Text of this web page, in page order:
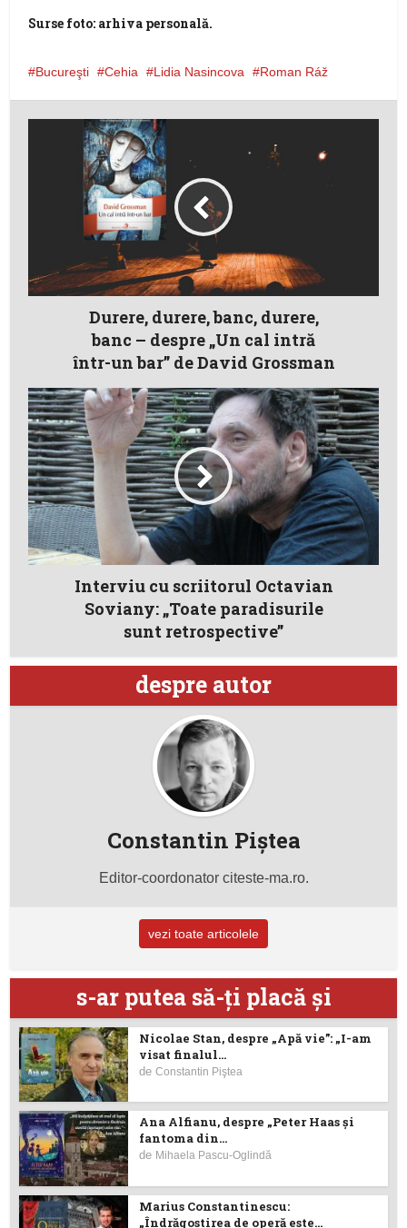
Surse foto: arhiva personală.
Bucureşti Cehia Lidia Nasincova Roman Ráž
Durere, durere, banc, durere,
banc – despre „Un cal intră
într-un bar” de David Grossman
Interviu cu scriitorul Octavian
Soviany: „Toate paradisurile
sunt retrospective”
despre autor
Constantin Piştea
Editor-coordonator citeste-ma.ro.
vezi toate articolele
s-ar putea să-ţi placă şi
Nicolae Stan, despre „Apă vie”: „I-am
visat finalul...
deConstantin Piştea
Ana Alfianu, despre „Peter Haas și
fantoma din...
de Mihaela Pascu-Oglindă
Marius Constantinescu:
„Îndrăgostirea de operă este...